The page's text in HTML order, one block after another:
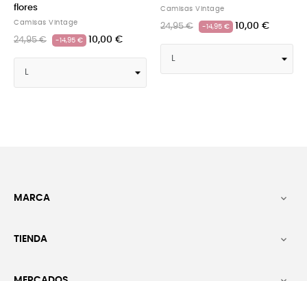
Camisas Vintage
24,95 € -14,95 €
OUTLET
24,95 €
MARCA 
TIENDA 